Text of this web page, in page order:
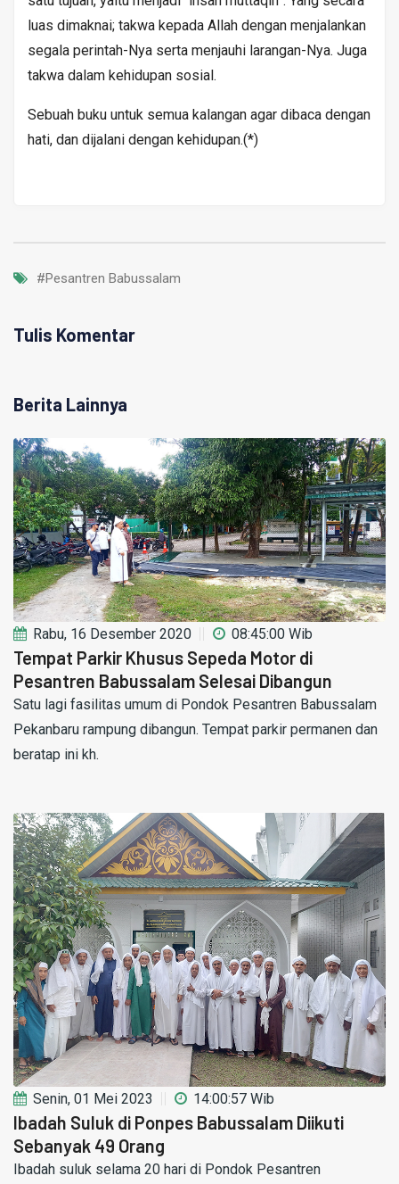
luas dimaknai; takwa kepada Allah dengan menjalankan
segala perintah-Nya serta menjauhi larangan-Nya. Juga
takwa dalam kehidupan sosial.
Sebuah buku untuk semua kalangan agar dibaca dengan
hati, dan dijalani dengan kehidupan.(*)
#Pesantren Babussalam
Tulis Komentar
Berita Lainnya
Rabu, 16 Desember 2020 08:45:00 Wib
Tempat Parkir Khusus Sepeda Motor di
Pesantren Babussalam Selesai Dibangun
Satu lagi fasilitas umum di Pondok Pesantren Babussalam
Pekanbaru rampung dibangun. Tempat parkir permanen dan
beratap ini kh.
Senin, 01 Mei 2023 14:00:57 Wib
Ibadah Suluk di Ponpes Babussalam Diikuti
Sebanyak 49 Orang
Ibadah suluk selama 20 hari di Pondok Pesantren